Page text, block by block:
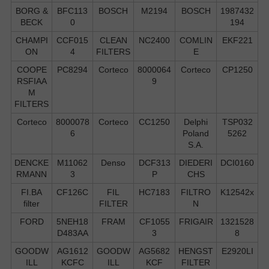
BORG &
BECK
BFC113
0
BOSCH M2194 BOSCH
1987432
194
CHAMPI
ON
CCF015
4
CLEAN
FILTERS
NC2400
COMLIN
E
EKF221
COOPE
RSFIAA
M
FILTERS
PC8294 Corteco
8000064
9
Corteco CP1250
Corteco
8000078
6
Corteco CC1250
Delphi
Poland
S.А.
TSP032
5262
DENCKE
RMANN
M11062
3
Denso
DCF313
P
DIEDERI
CHS
DCI0160
FI.BA
filter
CF126C
FIL
FILTER
HC7183
FILTRO
N
K12542x
FORD
5NEH18
D483AA
FRAM
CF1055
3
FRIGAIR
1321528
8
GOODW
ILL
AG1612
KCFC
GOODW
ILL
AG5682
KCF
HENGST
FILTER
E2920LI